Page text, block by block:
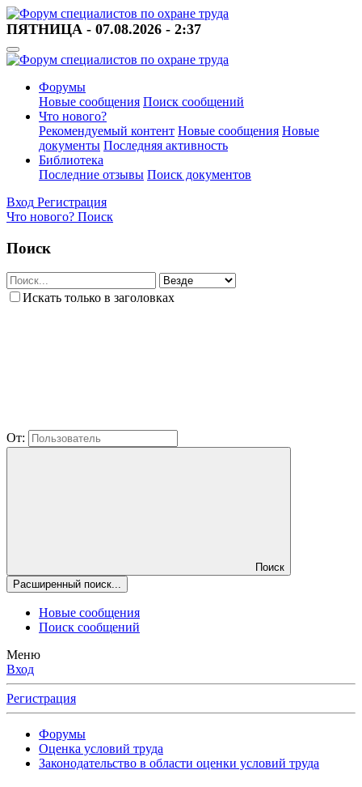
ПЯТНИЦА - 07.08.2026 - 2:37
Форумы
Новые сообщения Поиск сообщений
Что нового?
Рекомендуемый контент Новые сообщения Новые
документы Последняя активность
Библиотека
Последние отзывы Поиск документов
Вход Регистрация
Что нового? Поиск
Поиск
Искать только в заголовках
От:
Поиск
Расширенный поиск...
Новые сообщения
Поиск сообщений
Меню
Вход
Регистрация
Форумы
Оценка условий труда
Законодательство в области оценки условий труда